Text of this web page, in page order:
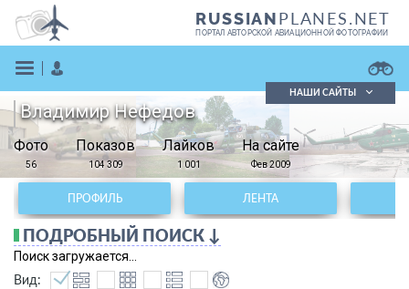
RUSSIANPLANES.NET
ПОРТАЛ АВТОРСКОЙ АВИАЦИОННОЙ ФОТОГРАФИИ
Поиск фотографий
Поиск в реестре
Кратко
Подробно
НАШИ САЙТЫ
Владимир Нефедов
Фото
56
Показов
104 309
Лайков
1 001
На сайте
Фев 2009
ПРОФИЛЬ ЛЕНТА
ПОДРОБНЫЙ ПОИСК ↓
Поиск загружается...
Вид: